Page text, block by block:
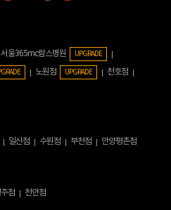
서울365mc람스병원 UPGRADE
노원점 UPGRADE
천호점
일산점 수원점 부천점 안양평촌점
점 천안점